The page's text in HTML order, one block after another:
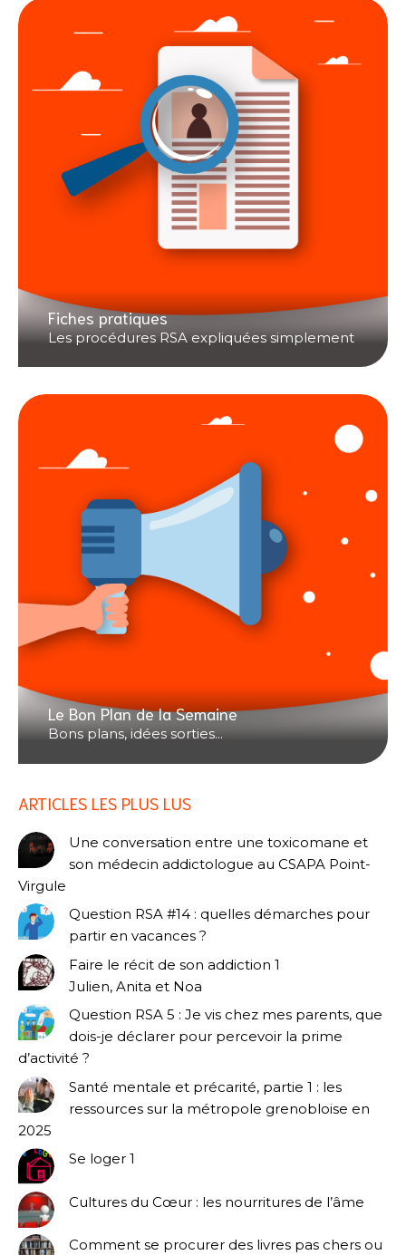
Fiches pratiques
Les procédures RSA expliquées simplement
Le Bon Plan de la Semaine
Bons plans, idées sorties...
ARTICLES LES PLUS LUS
Une conversation entre une toxicomane et
son médecin addictologue au CSAPA Point-
Virgule
Question RSA #14 : quelles démarches pour
partir en vacances ?
Faire le récit de son addiction 1
Julien, Anita et Noa
Question RSA 5 : Je vis chez mes parents, que
dois-je déclarer pour percevoir la prime
d’activité ?
Santé mentale et précarité, partie 1 : les
ressources sur la métropole grenobloise en
2025
Se loger 1
Cultures du Cœur : les nourritures de l’âme
Comment se procurer des livres pas chers ou